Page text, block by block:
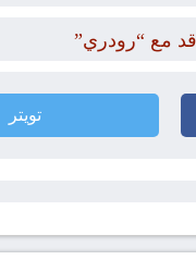
مع “رودري”
تويتر